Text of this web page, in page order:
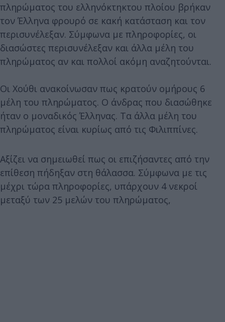
πληρώματος του ελληνόκτηκτου πλοίου βρήκαν
τον Έλληνα φρουρό σε κακή κατάσταση και τον
περισυνέλεξαν. Σύμφωνα με πληροφορίες, οι
διασώστες περισυνέλεξαν και άλλα μέλη του
πληρώματος αν και πολλοί ακόμη αναζητούνται.
Οι Χούθι ανακοίνωσαν πως κρατούν ομήρους 6
μέλη του πληρώματος. Ο άνδρας που διασώθηκε
ήταν ο μοναδικός Έλληνας. Τα άλλα μέλη του
πληρώματος είναι κυρίως από τις Φιλιππίνες.
Αξίζει να σημειωθεί πως οι επιζήσαντες από την
επίθεση πήδηξαν στη θάλασσα. Σύμφωνα με τις
μέχρι τώρα πληροφορίες, υπάρχουν 4 νεκροί
μεταξύ των 25 μελών του πληρώματος,